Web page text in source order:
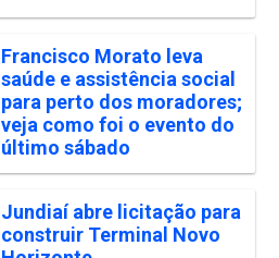
Francisco Morato leva
saúde e assistência social
para perto dos moradores;
veja como foi o evento do
último sábado
Jundiaí abre licitação para
construir Terminal Novo